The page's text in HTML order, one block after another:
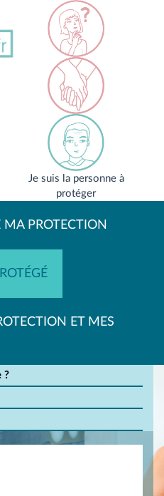
Je suis la personne à
protéger
MA PROTECTION
ET MES
?